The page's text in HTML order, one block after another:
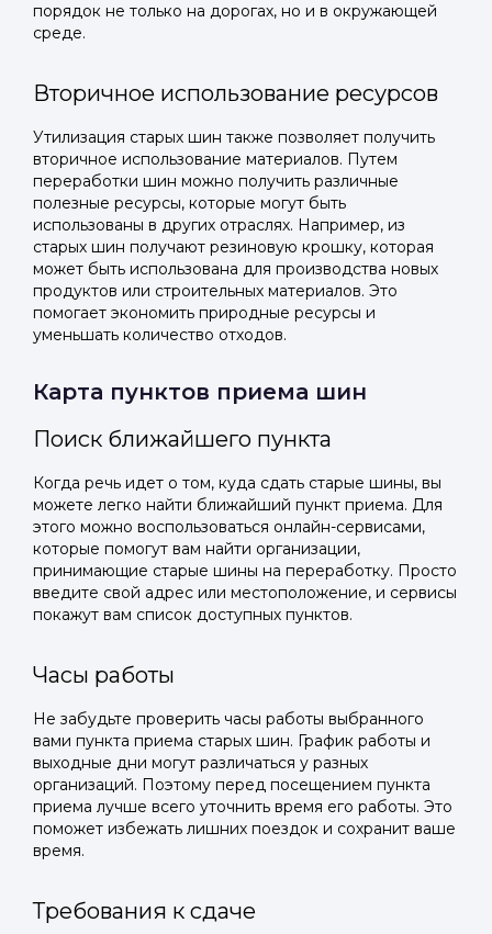
порядок не только на дорогах, но и в окружающей
среде.
Вторичное использование ресурсов
Утилизация старых шин также позволяет получить
вторичное использование материалов. Путем
переработки шин можно получить различные
полезные ресурсы, которые могут быть
использованы в других отраслях. Например, из
старых шин получают резиновую крошку, которая
может быть использована для производства новых
продуктов или строительных материалов. Это
помогает экономить природные ресурсы и
уменьшать количество отходов.
Карта пунктов приема шин
Поиск ближайшего пункта
Когда речь идет о том, куда сдать старые шины, вы
можете легко найти ближайший пункт приема. Для
этого можно воспользоваться онлайн-сервисами,
которые помогут вам найти организации,
принимающие старые шины на переработку. Просто
введите свой адрес или местоположение, и сервисы
покажут вам список доступных пунктов.
Часы работы
Не забудьте проверить часы работы выбранного
вами пункта приема старых шин. График работы и
выходные дни могут различаться у разных
организаций. Поэтому перед посещением пункта
приема лучше всего уточнить время его работы. Это
поможет избежать лишних поездок и сохранит ваше
время.
Требования к сдаче